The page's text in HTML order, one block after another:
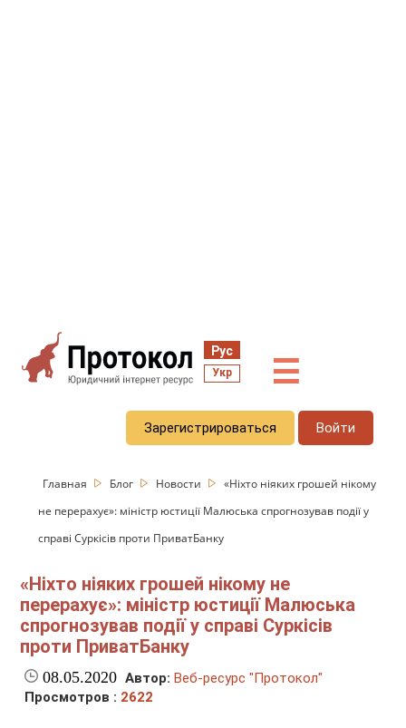
Рус
Укр ☰
Зарегистрироваться Войти
Главная Блог Новости
«Ніхто ніяких грошей нікому
не перерахує»: міністр юстиції Малюська спрогнозував події у
справі Суркісів проти ПриватБанку
«Ніхто ніяких грошей нікому не
перерахує»: міністр юстиції Малюська
спрогнозував події у справі Суркісів
проти ПриватБанку
08.05.2020 Автор: Веб-ресурс "Протокол"
Просмотров : 2622